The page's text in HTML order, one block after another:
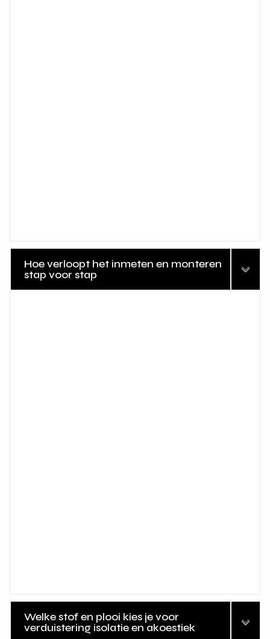
Hoe verloopt het inmeten en monteren
stap voor stap
Welke stof en plooi kies je voor
verduistering isolatie en akoestiek